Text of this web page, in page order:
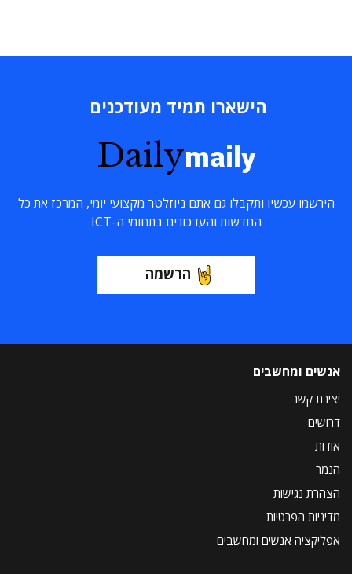
הישארו תמיד מעודכנים
Dailymaily
הירשמו עכשיו ותקבלו גם אתם ניוזלטר מקצועי יומי, המרכז את כל
החדשות והעדכונים בתחומי ה-ICT
הרשמה
אנשים ומחשבים
יצירת קשר
דרושים
אודות
הנמר
הצהרת נגישות
מדיניות הפרטיות
אפליקציה אנשים ומחשבים